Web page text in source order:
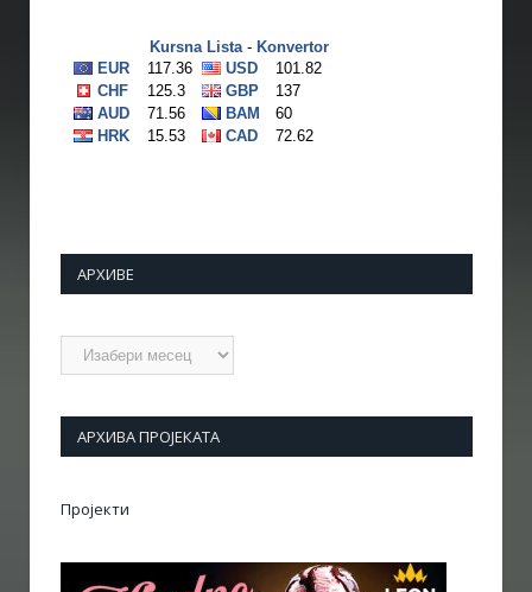
АРХИВЕ
Архиве
АРХИВА ПРОЈЕКАТА
Пројекти